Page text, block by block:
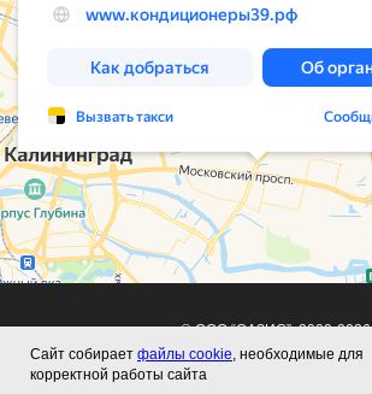
© ООО “ОАЗИС”, 2009-2026
Политика конфиденциальности
Сайт собирает файлы cookie, необходимые для
корректной работы сайта